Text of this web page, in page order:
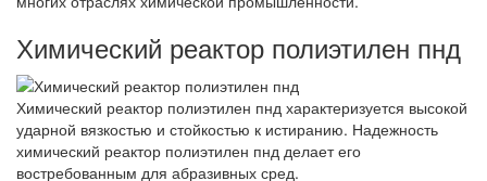
Химический реактор полиэтилен пнд
Химический реактор полиэтилен пнд характеризуется высокой
ударной вязкостью и стойкостью к истиранию. Надежность
химический реактор полиэтилен пнд делает его
востребованным для абразивных сред.